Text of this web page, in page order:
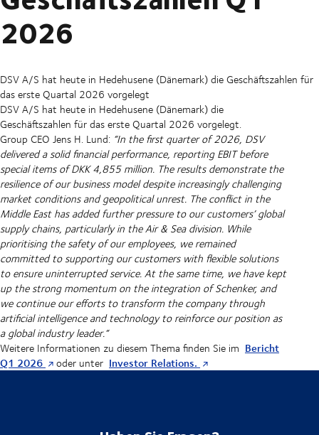
2026
DSV A/S hat heute in Hedehusene (Dänemark) die Geschäftszahlen für
das erste Quartal 2026 vorgelegt
DSV A/S hat heute in Hedehusene (Dänemark) die
Geschäftszahlen für das erste Quartal 2026 vorgelegt.
Group CEO Jens H. Lund: “In the first quarter of 2026, DSV
delivered a solid financial performance, reporting EBIT before
special items of DKK 4,855 million. The results demonstrate the
resilience of our business model despite increasingly challenging
market conditions and geopolitical unrest. The conflict in the
Middle East has added further pressure to our customers’ global
supply chains, particularly in the Air & Sea division. While
prioritising the safety of our employees, we remained
committed to supporting our customers with flexible solutions
to ensure uninterrupted service. At the same time, we have kept
up the strong momentum on the integration of Schenker, and
we continue our efforts to transform the company through
artificial intelligence and technology to reinforce our position as
a global industry leader.“
Weitere Informationen zu diesem Thema finden Sie im Bericht
Q1 2026
oder unter Investor Relations.